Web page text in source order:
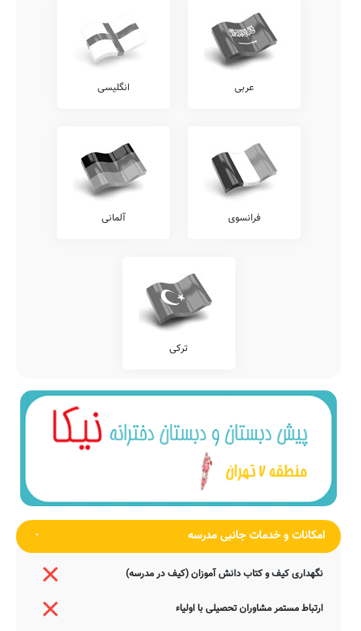
عربی انگلیسی
فرانسوی آلمانی
ترکی
امکانات و خدمات جانبی مدرسه
نگهداری کیف و کتاب دانش آموزان (کیف در مدرسه)
ارتباط مستمر مشاوران تحصیلی با اولیاء